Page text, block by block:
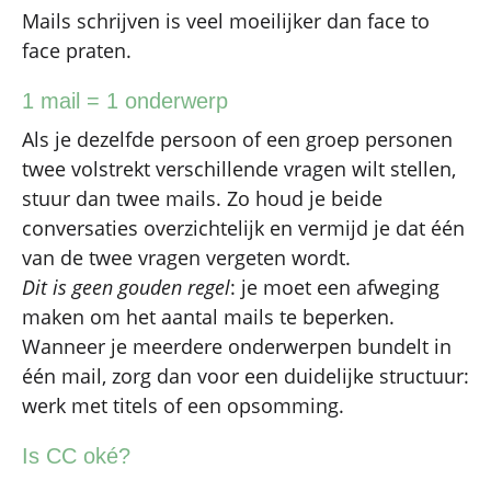
Mails schrijven is veel moeilijker dan face to
face praten.
1 mail = 1 onderwerp
Als je dezelfde persoon of een groep personen
twee volstrekt verschillende vragen wilt stellen,
stuur dan twee mails. Zo houd je beide
conversaties overzichtelijk en vermijd je dat één
van de twee vragen vergeten wordt.
Dit is geen gouden regel: je moet een afweging
maken om het aantal mails te beperken.
Wanneer je meerdere onderwerpen bundelt in
één mail, zorg dan voor een duidelijke structuur:
werk met titels of een opsomming.
Is CC oké?